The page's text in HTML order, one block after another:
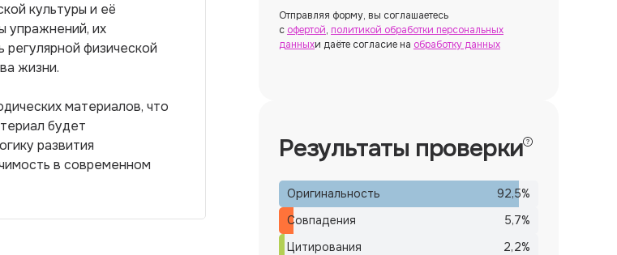
культуры и её
упражнений, их
физической
жизни.
материалов, что
будет
развития
в современном
Отправляя форму, вы соглашаетесь
с офертой, политикой обработки персональных
данныхи даёте согласие на обработку данных
Результаты проверки
Оригинальность 92,5%
Совпадения
5,7%
Цитирования
2,2%